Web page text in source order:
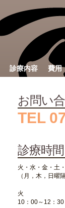
診療内容 費用
お問い
TEL
診療時間
火・水・金・土
（月，木，日曜
火
10：00～12：